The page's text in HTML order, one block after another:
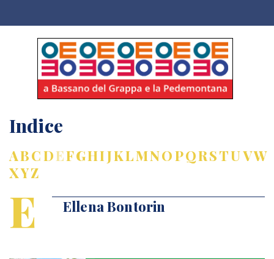
Indice
ABCDEFGHIJKLMNOPQRSTUVW
XYZ
E Ellena Bontorin